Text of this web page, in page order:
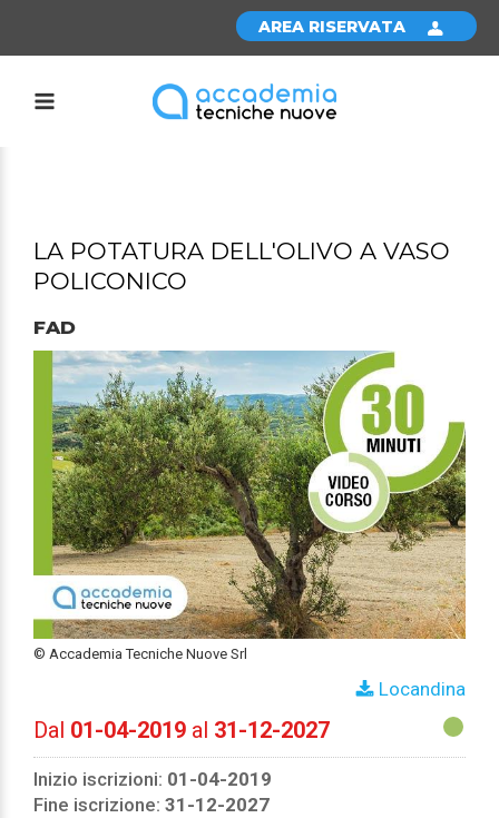
AREA RISERVATA
LA POTATURA DELL'OLIVO A VASO
POLICONICO
FAD
© Accademia Tecniche Nuove Srl
Locandina
Dal 01-04-2019 al 31-12-2027
Inizio iscrizioni: 01-04-2019
Fine iscrizione: 31-12-2027